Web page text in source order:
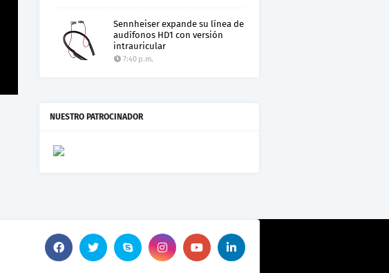
Sennheiser expande su línea de
audífonos HD1 con versión
intrauricular
7:40 p.m.
NUESTRO PATROCINADOR